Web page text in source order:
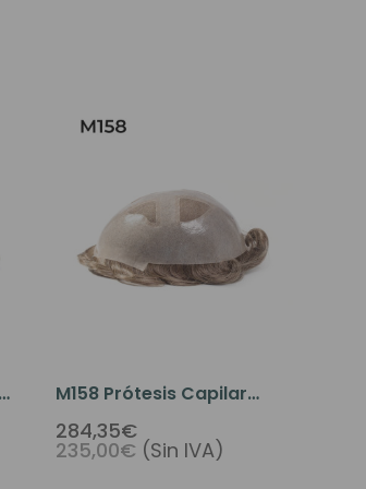
M158 Prótesis Capilar
Hombre Base Polypiel Con
Tul Francés Ventanas
284,35€
235,00€ (Sin IVA)